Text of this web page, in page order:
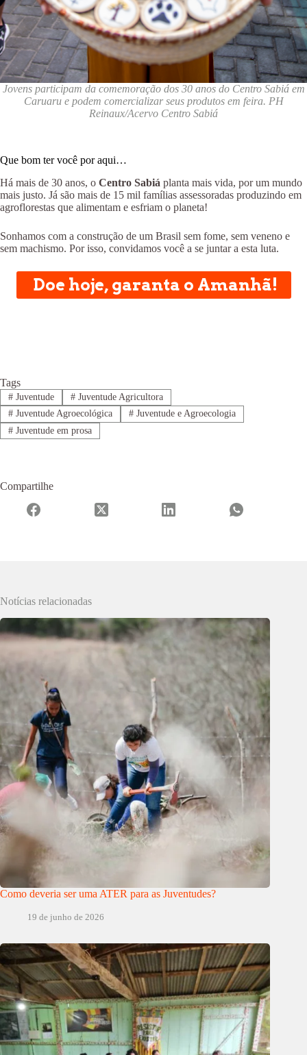
Jovens participam da comemoração dos 30 anos do Centro Sabiá em
Caruaru e podem comercializar seus produtos em feira. PH
Reinaux/Acervo Centro Sabiá
Que bom ter você por aqui…
Há mais de 30 anos, o Centro Sabiá planta mais vida, por um mundo
mais justo. Já são mais de 15 mil famílias assessoradas produzindo em
agroflorestas que alimentam e esfriam o planeta!
Sonhamos com a construção de um Brasil sem fome, sem veneno e
sem machismo. Por isso, convidamos você a se juntar a esta luta.
Doe hoje, garanta o Amanhã!
Tags
#Juventude #Juventude Agricultora
#Juventude Agroecológica #Juventude e Agroecologia
#Juventude em prosa
Compartilhe
Notícias relacionadas
Como deveria ser uma ATER para as Juventudes?
19 de junho de 2026